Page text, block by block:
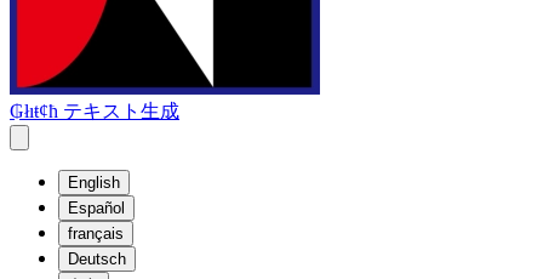
₲łıŧȼħ テキスト生成
English
Español
français
Deutsch